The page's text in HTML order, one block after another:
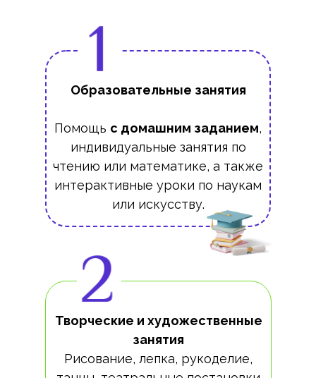
Образовательные занятия
Помощь с домашним заданием,
индивидуальные занятия по
чтению или математике, а также
интерактивные уроки по наукам
или искусству.
Творческие и художественные
занятия
Рисование, лепка, рукоделие,